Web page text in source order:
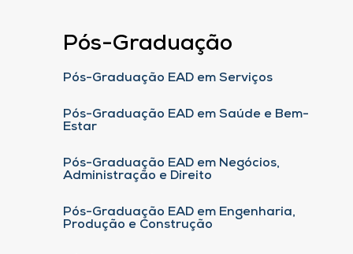
Pós-Graduação
Pós-Graduação EAD em Serviços
Pós-Graduação EAD em Saúde e Bem-
Estar
Pós-Graduação EAD em Negócios,
Administração e Direito
Pós-Graduação EAD em Engenharia,
Produção e Construção